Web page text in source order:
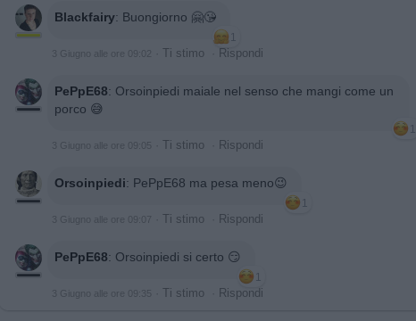
Blackfairy: Buongiorno 🤗😘
1
3 Giugno alle ore 09:02 Ti stimo Rispondi
PePpE68: Orsoinpiedi maiale nel senso che mangi come un
porco 😅
1
3 Giugno alle ore 09:05 Ti stimo Rispondi
Orsoinpiedi: PePpE68 ma pesa meno😉
1
3 Giugno alle ore 09:07 Ti stimo Rispondi
PePpE68: Orsoinpiedi si certo 😏
1
3 Giugno alle ore 09:35 Ti stimo Rispondi